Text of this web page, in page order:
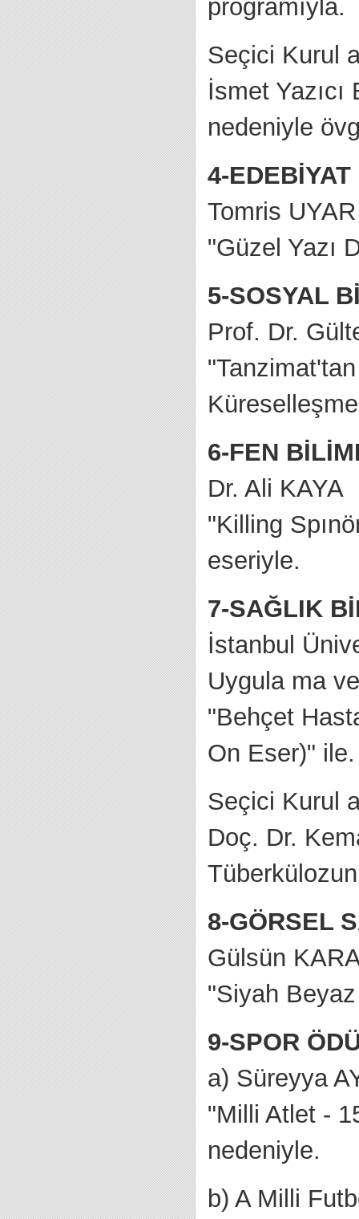
programıyla.
Seçici Kurul
İsmet
nedeniyle
4-
Tomris UYAR
"Güzel Yazı
5-SOSYAL
Prof. Dr.
6-FEN
Dr. Ali KAYA
"Killing
eseriyle.
7-SAĞLIK
İstanbul
Uygula ma
"Behçet
On Eser)" ile.
Seçici Kurul
Doç. Dr.
8-GÖRSEL
Gülsün
"Siyah
9-SPOR
a) Süreyya
"Milli Atlet -
nedeniyle.
b) A Milli